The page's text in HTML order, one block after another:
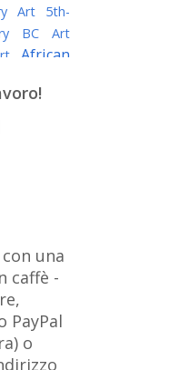
Art
5th-
BC Art
African
Art
painter
Chicago
Art
Belarusian
Bolivian
British
Museum
Canadian
Art
una
caffè -
PayPal
o